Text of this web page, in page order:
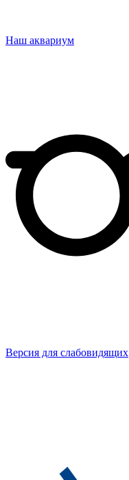
Наш аквариум
Версия для слабовидящих